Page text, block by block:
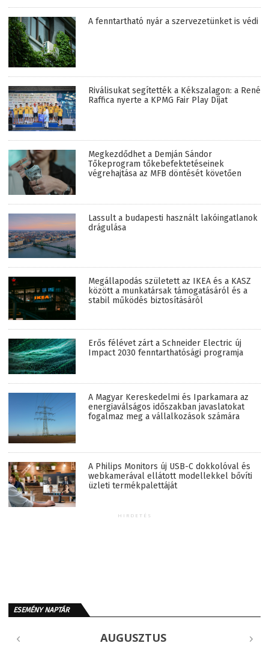
A fenntartható nyár a szervezetünket is védi
Riválisukat segítették a Kékszalagon: a René
Raffica nyerte a KPMG Fair Play Díjat
Megkezdődhet a Demján Sándor
Tőkeprogram tőkebefektetéseinek
végrehajtása az MFB döntését követően
Lassult a budapesti használt lakóingatlanok
drágulása
Megállapodás született az IKEA és a KASZ
között a munkatársak támogatásáról és a
stabil működés biztosításáról
Erős félévet zárt a Schneider Electric új
Impact 2030 fenntarthatósági programja
A Magyar Kereskedelmi és Iparkamara az
energiaválságos időszakban javaslatokat
fogalmaz meg a vállalkozások számára
A Philips Monitors új USB-C dokkolóval és
webkamerával ellátott modellekkel bővíti
üzleti termékpalettáját
HIRDETÉS
ESEMÉNY NAPTÁR
AUGUSZTUS